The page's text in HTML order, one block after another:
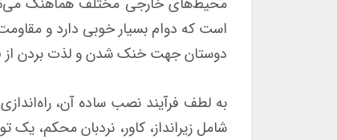
دوستان جهت خنک شدن و لذت بردن از
به لطف فرآیند نصب ساده آن،
شامل زیرانداز، کاور، نردبان محکم،